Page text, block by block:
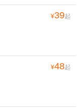
¥39起
¥48起